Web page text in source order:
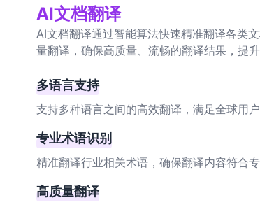
AI文档翻译
AI文档翻译通过智能算法快速精准翻译各类
量翻译，确保高质量、流畅的翻译结果，提升
多语言支持
支持多种语言之间的高效翻译，满足全球用户
专业术语识别
精准翻译行业相关术语，确保翻译内容符合专
高质量翻译